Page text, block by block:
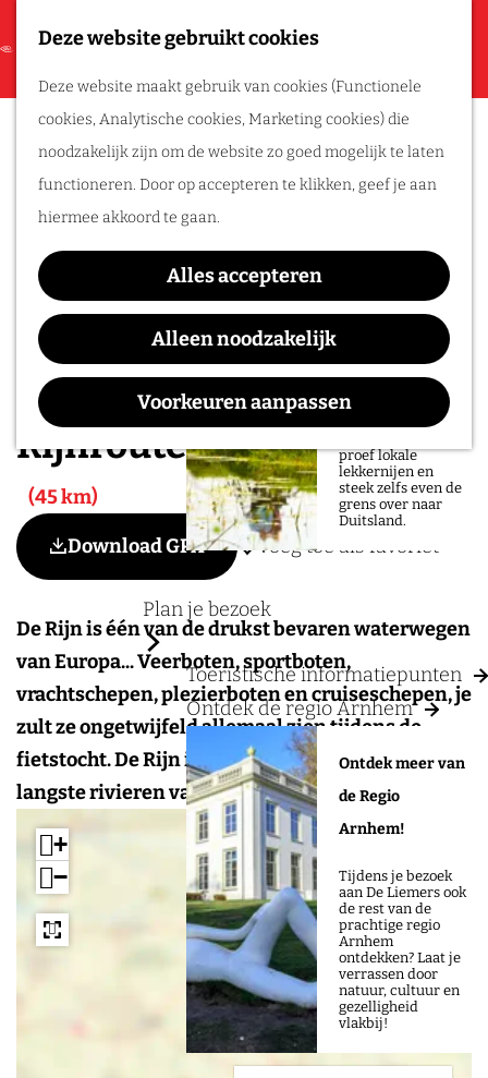
Deze website gebruikt cookies
Deze website maakt gebruik van cookies (Functionele
cookies, Analytische cookies, Marketing cookies) die
noodzakelijk zijn om de website zo goed mogelijk te laten
functioneren. Door op accepteren te klikken, geef je aan
hiermee akkoord te gaan.
Alles accepteren
Alleen noodzakelijk
Voorkeuren aanpassen
a
F
a
v
o
r
i
e
e
M
e
n
u
Routes
Wandelroutes
Fietsroutes
Genieten
Ontdek de smaken
De Liemers tijdens
de Tour Culinair.
proef lokale
lekkernijen en
steek zelfs even de
grens over naar
Duitsland.
Plan je bezoek
Toeristische informatiepunten
Ontdek de regio Arnhem
Ontdek meer van
de Regio
Arnhem!
Tijdens je bezoek
aan De Liemers ook
de rest van de
prachtige regio
Arnhem
ontdekken? Laat je
verrassen door
natuur, cultuur en
gezelligheid
vlakbij!
Rijnroute
45 km
De Rijn is één van de drukst bevaren waterwegen
van Europa... Veerboten, sportboten,
vrachtschepen, plezierboten en cruiseschepen, je
zult ze ongetwijfeld allemaal zien tijdens de
fietstocht. De Rijn is met 1320 km één van de
langste rivieren van Europa.
Voeg toe als favoriet
Voeg toe als favoriet
Download GPX
+
−